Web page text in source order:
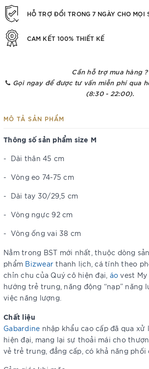
HỖ TRỢ ĐỔI TRONG 7 NGÀY CHO MỌI
CAM KẾT 100% THIẾT KẾ
Cần hỗ trợ mua hàng ?
Gọi ngay để được tư vấn miễn phí qua
(8:30 - 22:00).
MÔ TẢ SẢN PHẨM
Thông số sản phẩm size M
- Dài thân 45 cm
- Vòng eo 74-75 cm
- Dài tay 30/29,5 cm
- Vòng ngực 92 cm
- Vòng ống vai 38 cm
Nằm trong BST mới nhất, thuộc dòng sản
phẩm Bizwear thanh lịch, cá tính theo
chỉn chu của Quý cô hiện đại, áo vest My
hướng trẻ trung, năng động “nạp” năng
việc năng lượng.
Chất liệu
Gabardine nhập khẩu cao cấp đã qua xử
hiện đại, mang lại sự thoải mái cho
vẻ trẻ trung, đẳng cấp, có khả năng phối